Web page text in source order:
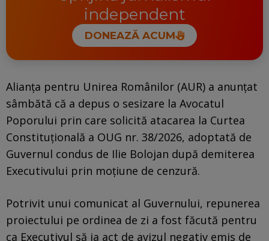
independent
DONEAZĂ ACUM
Alianța pentru Unirea Românilor (AUR) a anunțat
sâmbătă că a depus o sesizare la Avocatul
Poporului prin care solicită atacarea la Curtea
Constituțională a OUG nr. 38/2026, adoptată de
Guvernul condus de Ilie Bolojan după demiterea
Executivului prin moțiune de cenzură.
Potrivit unui comunicat al Guvernului, repunerea
proiectului pe ordinea de zi a fost făcută pentru
ca Executivul să ia act de avizul negativ emis de